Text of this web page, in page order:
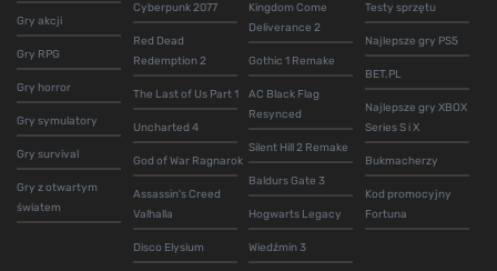
Gry akcji
Gry RPG
Gry horror
Gry symulatory
Gry survival
Gry z otwartym
światem
Cyberpunk 2077
Red Dead
Redemption 2
The Last of Us Part 1
Uncharted 4
God of War Ragnarok
Assassin's Creed
Valhalla
Disco Elysium
Kingdom Come
Deliverance 2
Gothic 1 Remake
AC Black Flag
Resynced
Silent Hill 2 Remake
Baldurs Gate 3
Hogwarts Legacy
Wiedźmin 3
Testy sprzętu
Najlepsze gry PS5
BET.PL
Najlepsze gry XBOX
Series S i X
Bukmacherzy
Kod promocyjny
Fortuna